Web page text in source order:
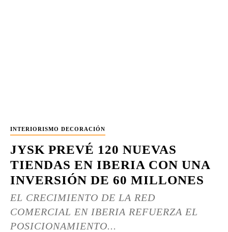
INTERIORISMO DECORACIÓN
JYSK PREVÉ 120 NUEVAS
TIENDAS EN IBERIA CON UNA
INVERSIÓN DE 60 MILLONES
EL CRECIMIENTO DE LA RED
COMERCIAL EN IBERIA REFUERZA EL
POSICIONAMIENTO...